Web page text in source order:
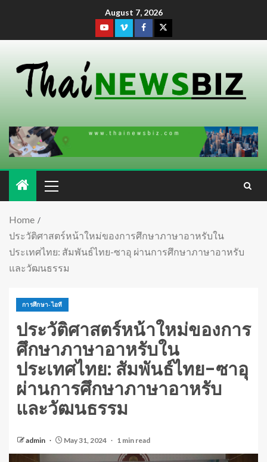
August 7, 2026
Home
ประวัติศาสตร์หน้าใหม่ของการศึกษาภาษาอาหรับใน
ประเทศไทย: สัมพันธ์ไทย-ซาอุ ผ่านการศึกษาภาษาอาหรับ
และวัฒนธรรม
การศึกษา-ไอที
ประวัติศาสตร์หน้าใหม่ของการ
ศึกษาภาษาอาหรับใน
ประเทศไทย: สัมพันธ์ไทย-ซาอุ
ผ่านการศึกษาภาษาอาหรับ
และวัฒนธรรม
admin May 31, 2024 1 min read